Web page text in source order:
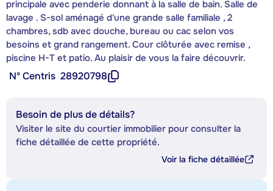
principale avec penderie donnant à la salle de bain. Salle de
lavage . S-sol aménagé d'une grande salle familiale , 2
chambres, sdb avec douche, bureau ou cac selon vos
besoins et grand rangement. Cour clôturée avec remise ,
piscine H-T et patio. Au plaisir de vous la faire découvrir.
Nº Centris 28920798
Besoin de plus de détails?
Visiter le site du courtier immobilier pour consulter la
fiche détaillée de cette propriété.
Voir la fiche détaillée